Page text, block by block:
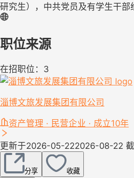
研究生），中共党员及有学生干部
职位来源
在招职位：3
淄博文旅发展集团有限公司
资产管理 · 民营企业 · 成立10年
更新于2026-05-222026-08-22
分享 收藏